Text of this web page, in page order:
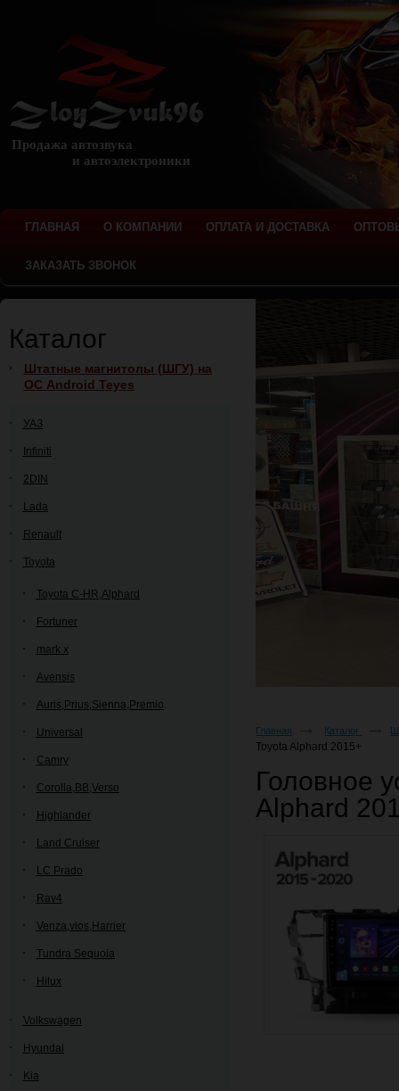
Продажа автозвука
и автоэлектроники
ГЛАВНАЯ О КОМПАНИИ ОПЛАТА И ДОСТАВКА
ЗАКАЗАТЬ ЗВОНОК
Каталог
Штатные магнитолы (ШГУ) на
ОС Android Teyes
УАЗ
Infiniti
2DIN
Lada
Renault
Toyota
Toyota C-HR,Alphard
Fortuner
mark x
Avensis
Auris,Prius,Sienna,Premio
Universal
Camry
Corolla,BB,Verso
Highlander
Land Cruiser
LC Prado
Rav4
Venza,vios,Harrier
Tundra Sequoia
Hilux
Volkswagen
Hyundai
Kia
Главная Каталог
Toyota Alphard 2015+
Головное
Alphard